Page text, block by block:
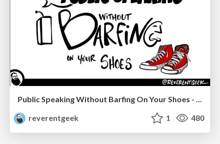
Public Speaking Without Barfing On Your Shoes - THAT 2023
reverentgeek
1 480